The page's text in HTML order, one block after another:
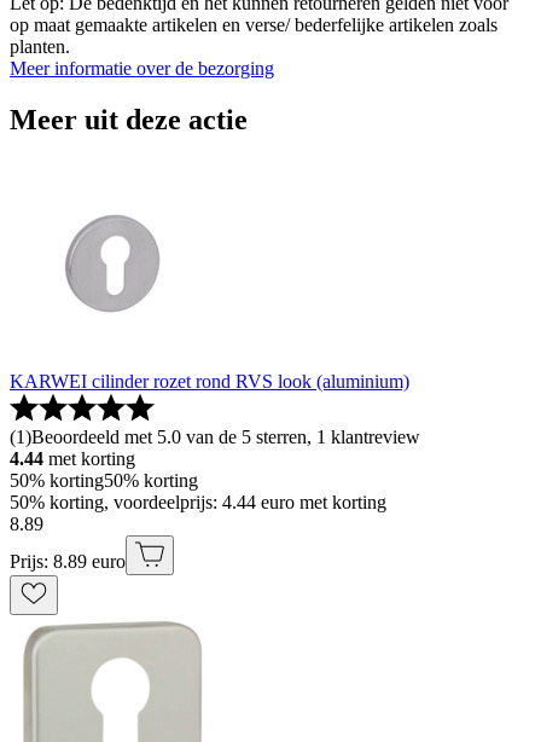
op maat gemaakte artikelen en verse/ bederfelijke artikelen zoals
planten.
Meer informatie over de bezorging
Meer uit deze actie
KARWEI cilinder rozet rond RVS look (aluminium)
(1)Beoordeeld met 5.0 van de 5 sterren, 1 klantreview
4.44 met korting
50% korting50% korting
50% korting, voordeelprijs: 4.44 euro met korting
8.89
Prijs: 8.89 euro